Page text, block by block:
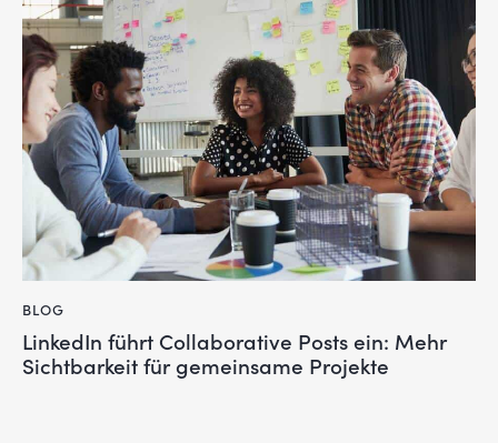
BLOG
LinkedIn führt Collaborative Posts ein: Mehr
Sichtbarkeit für gemeinsame Projekte